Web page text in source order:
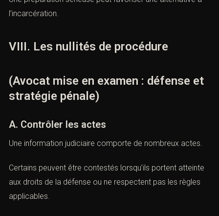
projet professionnel ;
éléments de stabilité.
Une préparation sérieuse peut favoriser une alternative à
VIII. Les nullités de procédure
(Avocat mise en examen : défense
et stratégie pénale)
A. Contrôler les actes
Une information judiciaire comporte de nombreux actes.